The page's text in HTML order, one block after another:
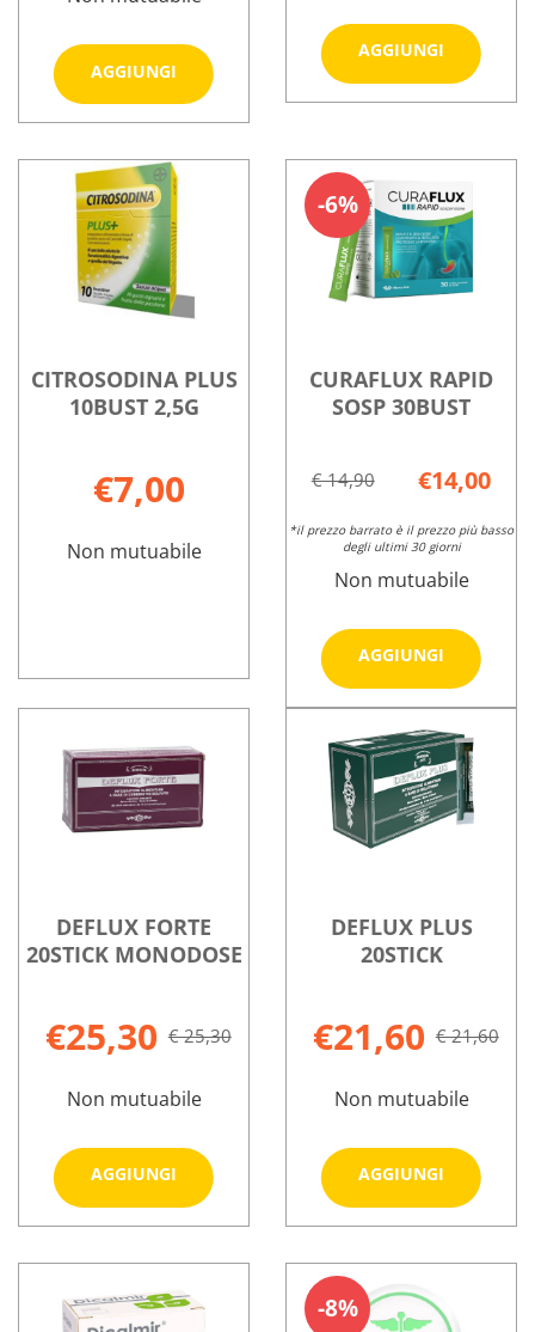
AGGIUNGI
Aggiungi CITROSODINA
CLASSICA
30CPR
carrello
su CITROSODINA
CLASSICA
30CPR
MAS
AGGIUNGI
Aggiungi
EFFERV
GRAN
carrello
EFFERV
GRAN
150G
CITROSODINA PLUS
10BUST 2,5G
€7,00
Non mutuabile
PLUS
10BUST
2,5G non
è
disponibile
su CITROSODINA
PLUS
10BUST
2,5G
CURAFLUX RAPID
SOSP 30BUST
6%
€ 14,90 €14,00
*il prezzo barrato è il prezzo più basso
degli ultimi 30 giorni
Non mutuabile
AGGIUNGI
Aggiungi
RAPID
SOSP
30BUST al
carrello
Informazioni
su CURAFLUX
RAPID
SOSP
30BUST
DEFLUX FORTE
20STICK MONODOSE
€25,30 € 25,30
Non mutuabile
AGGIUNGI
Aggiungi DEFLUX
FORTE
20STICK
su DEFLUX
FORTE
20STICK
DEFLUX PLUS
20STICK
€21,60 € 21,60
Non mutuabile
AGGIUNGI
Aggiungi
PLUS
20STICK al
su DEFLUX
PLUS
20STICK
8%